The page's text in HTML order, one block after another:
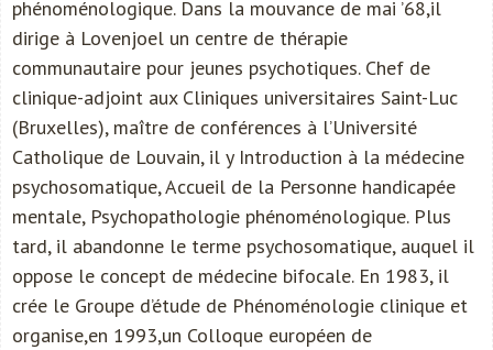
phénoménologique. Dans la mouvance de mai ’68,il
dirige à Lovenjoel un centre de thérapie
communautaire pour jeunes psychotiques. Chef de
clinique-adjoint aux Cliniques universitaires Saint-Luc
(Bruxelles), maître de conférences à l’Université
Catholique de Louvain, il y Introduction à la médecine
psychosomatique, Accueil de la Personne handicapée
mentale, Psychopathologie phénoménologique. Plus
tard, il abandonne le terme psychosomatique, auquel il
oppose le concept de médecine bifocale. En 1983, il
crée le Groupe d’étude de Phénoménologie clinique et
organise,en 1993,un Colloque européen de